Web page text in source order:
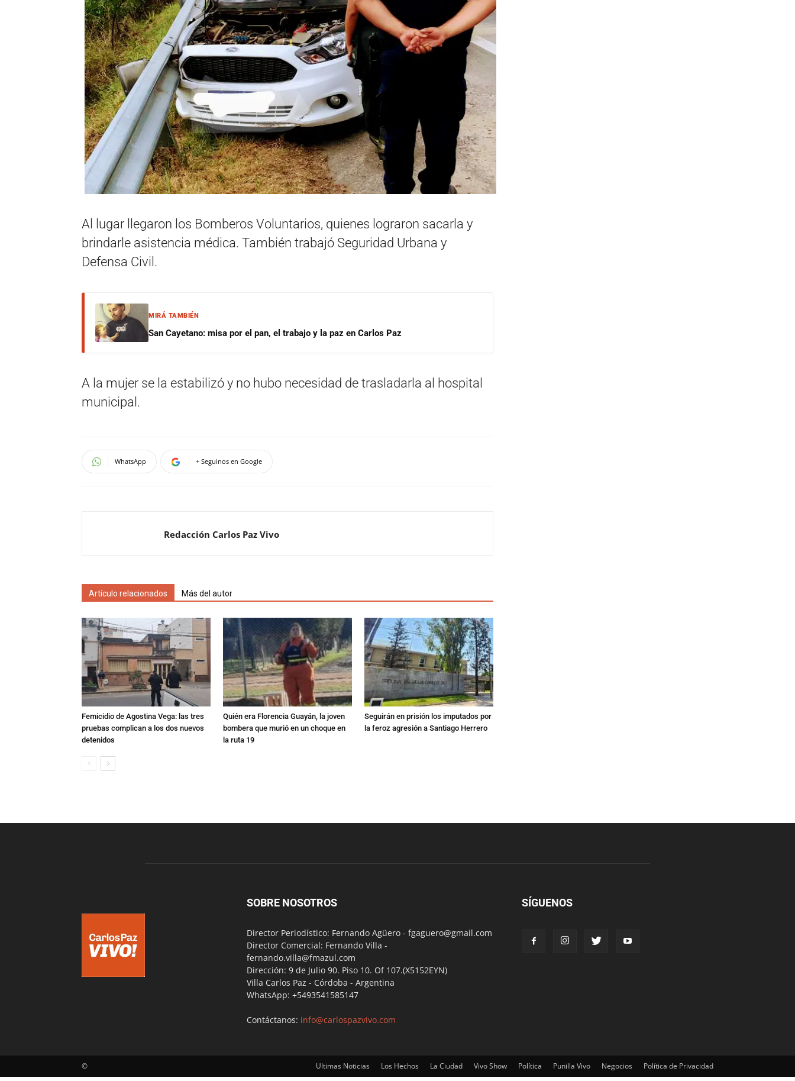
Al lugar llegaron los Bomberos Voluntarios, quienes lograron sacarla y
brindarle asistencia médica. También trabajó Seguridad Urbana y
Defensa Civil.
MIRÁ TAMBIÉN
San Cayetano: misa por el pan, el trabajo y la paz en Carlos Paz
A la mujer se la estabilizó y no hubo necesidad de trasladarla al hospital
municipal.
WhatsApp + Seguinos en Google
Redacción Carlos Paz Vivo
Artículo relacionados Más del autor
Femicidio de Agostina Vega: las tres
pruebas complican a los dos nuevos
detenidos
Quién era Florencia Guayán, la joven
bombera que murió en un choque en
la ruta 19
Seguirán en prisión los imputados por
la feroz agresión a Santiago Herrero
SOBRE NOSOTROS
Director Periodístico: Fernando Agüero - fgaguero@gmail.com
Director Comercial: Fernando Villa -
fernando.villa@fmazul.com
Dirección: 9 de Julio 90. Piso 10. Of 107.(X5152EYN)
Villa Carlos Paz - Córdoba - Argentina
WhatsApp: +5493541585147
Contáctanos: info@carlospazvivo.com
SÍGUENOS
Ultimas Noticias Los Hechos La Ciudad Vivo Show Política Punilla Vivo Negocios Política de Privacidad
©